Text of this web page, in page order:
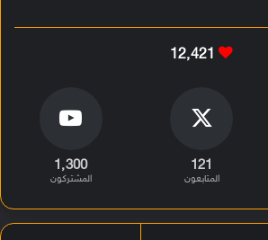
12٬421
121
المتابعون
1٬300
المشتركون